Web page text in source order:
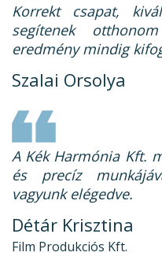
Korrekt csapat,
segítenek
eredmény mindig
Szalai Orsolya
A Kék Harmónia Kft.
és precíz
vagyunk elégedve.
Détár Krisztina
Film Produkciós Kft.